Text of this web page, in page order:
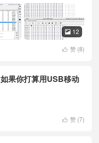
 12
 赞 (8)
如果你打算用USB移动
 赞 (7)